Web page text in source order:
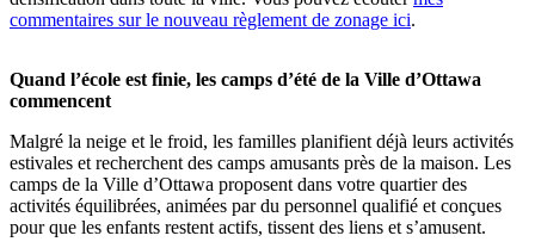
commentaires sur le nouveau règlement de zonage ici.
Quand l’école est finie, les camps d’été de la Ville d’Ottawa
commencent
Malgré la neige et le froid, les familles planifient déjà leurs activités
estivales et recherchent des camps amusants près de la maison. Les
camps de la Ville d’Ottawa proposent dans votre quartier des
activités équilibrées, animées par du personnel qualifié et conçues
pour que les enfants restent actifs, tissent des liens et s’amusent.